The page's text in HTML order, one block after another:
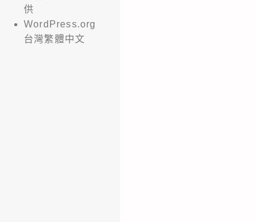
供
WordPress.org
台灣繁體中文